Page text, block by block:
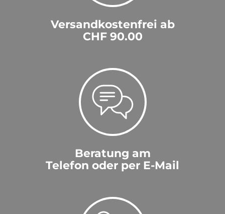
Versandkostenfrei ab
CHF 90.00
Beratung am
Telefon oder per E-Mail